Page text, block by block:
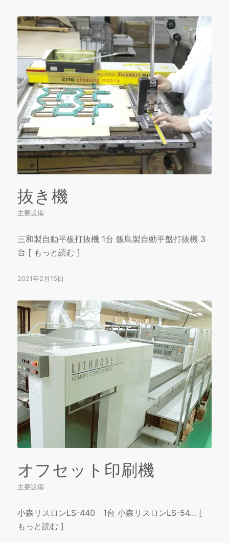
抜き機
主要設備
三和製自動平板打抜機 1台 飯島製自動平盤打抜機 3
台 [ もっと読む ]
2021年2月15日
オフセット印刷機
主要設備
小森リスロンLS-440 1台 小森リスロンLS-54… [
もっと読む ]